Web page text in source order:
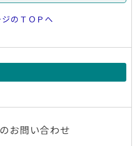
のＴＯＰへ
お問い合わせ